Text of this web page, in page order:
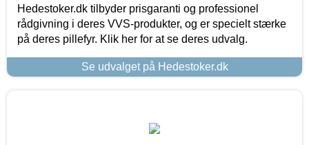
Hedestoker.dk tilbyder prisgaranti og professionel
rådgivning i deres VVS-produkter, og er specielt stærke
på deres pillefyr. Klik her for at se deres udvalg.
Se udvalget på Hedestoker.dk